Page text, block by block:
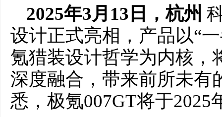
2025年3月13 日，杭州
设计正式亮相，产品以“
氪猎装设计哲学为内核，
深度融合，带来前所未有
悉，极氪007GT将于2025